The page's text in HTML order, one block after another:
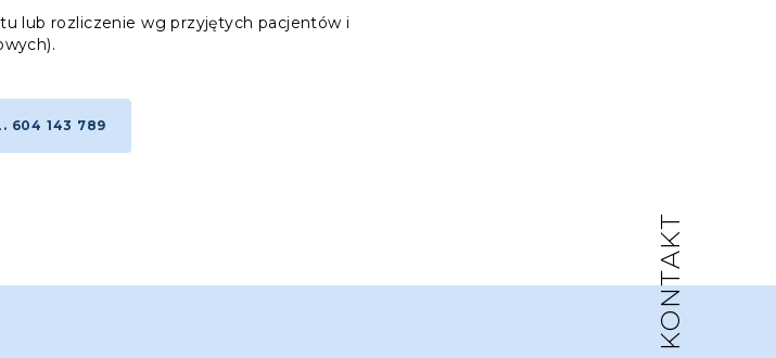
lub rozliczenie wg przyjętych pacjentów i
604 143 789
KONTAKT